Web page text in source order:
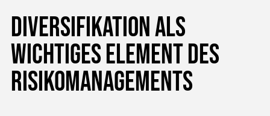
Diversifikation als
wichtiges Element des
Risikomanagements